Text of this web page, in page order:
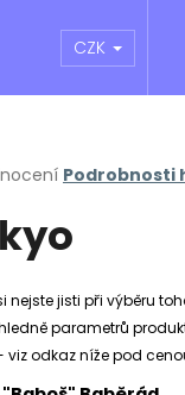
sporty
CZK
Podrobnosti
nejste jisti při výběru
parametrů
viz odkaz níže pod